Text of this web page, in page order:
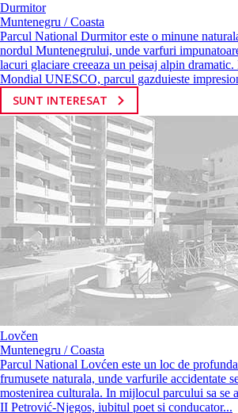
Durmitor
Muntenegru / Coasta
Parcul National Durmitor este o minune
nordul Muntenegrului, unde varfuri
lacuri glaciare creeaza un peisaj alpin
Mondial UNESCO, parcul gazduieste
SUNT INTERESAT
Lovčen
Muntenegru / Coasta
Parcul National Lovćen este un loc de
frumusete naturala, unde varfurile accidentate
mostenirea culturala. In mijlocul parcului sa se
II Petrović-Njegos, iubitul poet si conducator...